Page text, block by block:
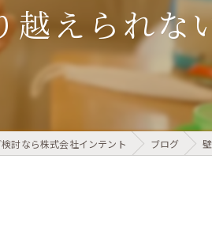
えられな
討なら株式会社インテント ブログ